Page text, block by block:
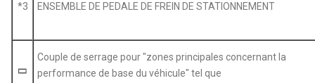
*3 ENSEMBLE DE PEDALE DE FREIN DE STATIONNEMENT
Couple de serrage pour "zones principales concernant la
performance de base du véhicule" tel que